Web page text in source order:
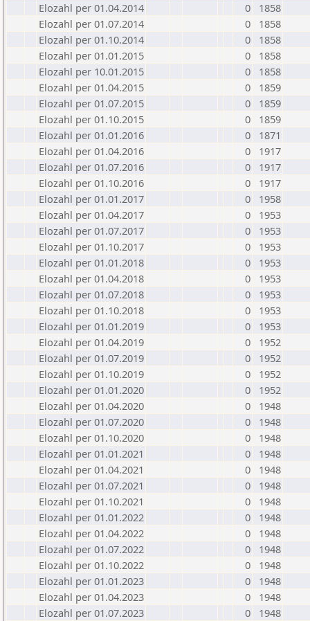
Elozahl per 01.04.2014
0
1858
Elozahl per 01.07.2014
0
1858
Elozahl per 01.10.2014
0
1858
Elozahl per 01.01.2015
0
1858
Elozahl per 10.01.2015
0
1858
Elozahl per 01.04.2015
0
1859
Elozahl per 01.07.2015
0
1859
Elozahl per 01.10.2015
0
1859
Elozahl per 01.01.2016
0
1871
Elozahl per 01.04.2016
0
1917
Elozahl per 01.07.2016
0
1917
Elozahl per 01.10.2016
0
1917
Elozahl per 01.01.2017
0
1958
Elozahl per 01.04.2017
0
1953
Elozahl per 01.07.2017
0
1953
Elozahl per 01.10.2017
0
1953
Elozahl per 01.01.2018
0
1953
Elozahl per 01.04.2018
0
1953
Elozahl per 01.07.2018
0
1953
Elozahl per 01.10.2018
0
1953
Elozahl per 01.01.2019
0
1953
Elozahl per 01.04.2019
0
1952
Elozahl per 01.07.2019
0
1952
Elozahl per 01.10.2019
0
1952
Elozahl per 01.01.2020
0
1952
Elozahl per 01.04.2020
0
1948
Elozahl per 01.07.2020
0
1948
Elozahl per 01.10.2020
0
1948
Elozahl per 01.01.2021
0
1948
Elozahl per 01.04.2021
0
1948
Elozahl per 01.07.2021
0
1948
Elozahl per 01.10.2021
0
1948
Elozahl per 01.01.2022
0
1948
Elozahl per 01.04.2022
0
1948
Elozahl per 01.07.2022
0
1948
Elozahl per 01.10.2022
0
1948
Elozahl per 01.01.2023
0
1948
Elozahl per 01.04.2023
0
1948
Elozahl per 01.07.2023
0
1948